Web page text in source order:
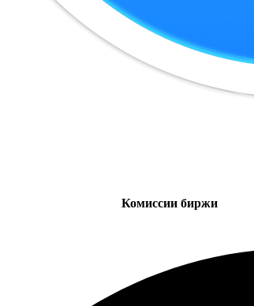
Комиссии биржи